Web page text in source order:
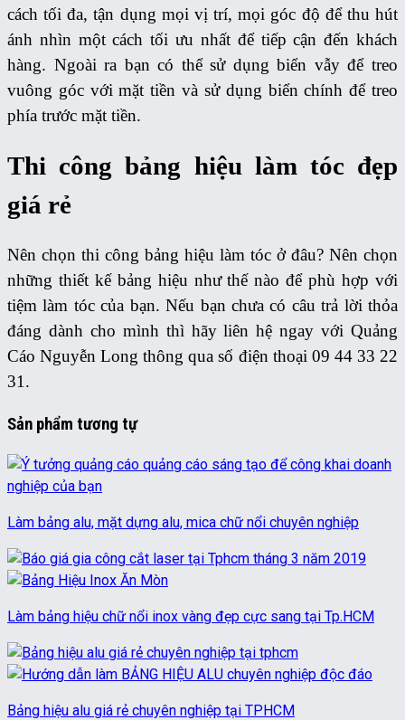
cách tối đa, tận dụng mọi vị trí, mọi góc độ để thu hút
ánh nhìn một cách tối ưu nhất để tiếp cận đến khách
hàng. Ngoài ra bạn có thể sử dụng biển vẫy để treo
vuông góc với mặt tiền và sử dụng biển chính để treo
phía trước mặt tiền.
Thi công bảng hiệu làm tóc đẹp
giá rẻ
Nên chọn thi công bảng hiệu làm tóc ở đâu? Nên chọn
những thiết kế bảng hiệu như thế nào để phù hợp với
tiệm làm tóc của bạn. Nếu bạn chưa có câu trả lời thỏa
đáng dành cho mình thì hãy liên hệ ngay với Quảng
Cáo Nguyễn Long thông qua số điện thoại 09 44 33 22
31.
Sản phẩm tương tự
Làm bảng alu, mặt dựng alu, mica chữ nổi chuyên nghiệp
Làm bảng hiệu chữ nổi inox vàng đẹp cực sang tại Tp.HCM
Bảng hiệu alu giá rẻ chuyên nghiệp tại TPHCM